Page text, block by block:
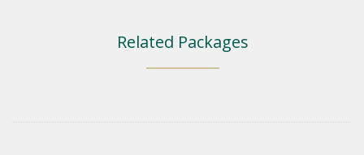
Related Packages